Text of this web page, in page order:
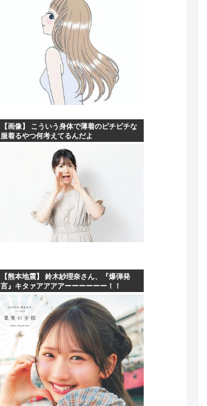
【画像】 こういう身体で薄着のピチピチな
服着るやつ何考えてるんだよ
【熊本地震】 鈴木紗理奈さん、『爆弾発
言』キタァアアアアーーーーーー！！